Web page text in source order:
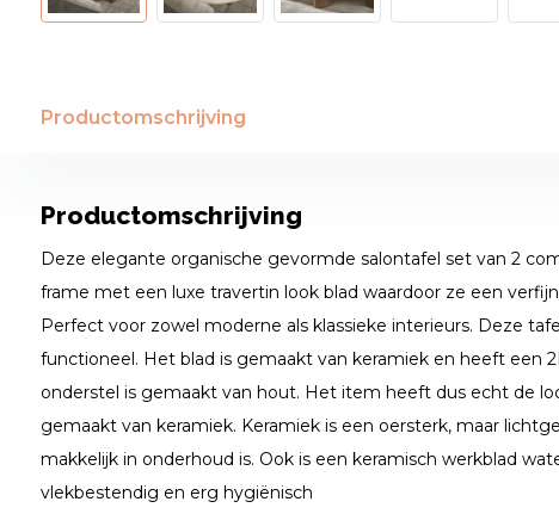
Productomschrijving
Productomschrijving
Deze elegante organische gevormde salontafel set van 2
frame met een luxe travertin look blad waardoor ze een
Perfect voor zowel moderne als klassieke interieurs. Deze
functioneel. Het blad is gemaakt van keramiek en heeft een
onderstel is gemaakt van hout. Het item heeft dus echt de
gemaakt van keramiek. Keramiek is een oersterk, maar
makkelijk in onderhoud is. Ook is een keramisch werkblad
vlekbestendig en erg hygiënisch